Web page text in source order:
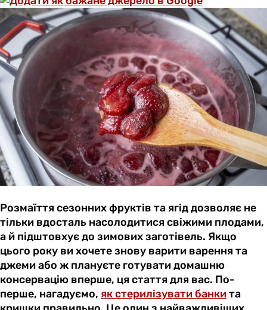
Розмаїття сезонних фруктів та ягід дозволяє не
тільки вдосталь насолодитися свіжими плодами,
а й підштовхує до зимових заготівель. Якщо
цього року ви хочете знову варити варення та
джеми або ж плануєте готувати домашню
консервацію вперше, ця стаття для вас. По-
перше, нагадуємо, як стерилізувати банкита